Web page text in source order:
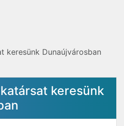
keresünk Dunaújvárosban
keresünk